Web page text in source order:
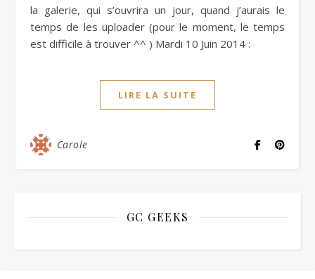
la galerie, qui s’ouvrira un jour, quand j’aurais le
temps de les uploader (pour le moment, le temps
est difficile à trouver ^^ ) Mardi 10 Juin 2014 :
LIRE LA SUITE
Carole
GC GEEKS